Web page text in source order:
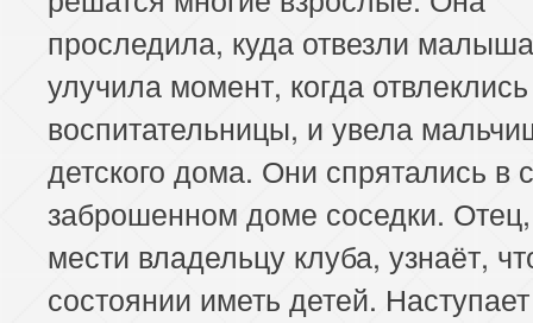
проследила, куда отвезли
улучила момент, когда отвлеклись
воспитательницы, и увела
детского дома. Они спрятались в
заброшенном доме соседки.
мести владельцу клуба, узнаёт,
состоянии иметь детей. Наступает